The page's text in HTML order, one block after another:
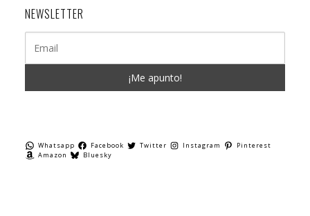
NEWSLETTER
Whatsapp Facebook Twitter Instagram
Pinterest
Amazon
Bluesky